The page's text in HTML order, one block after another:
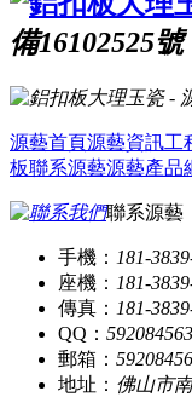
備16102525號
源藝首頁源藝資訊工
板聯系源藝源藝產品
聯系源藝
手機： 181-
座機： 181-
傳真： 181-
QQ： 592084563
郵箱：
地址： 佛山市